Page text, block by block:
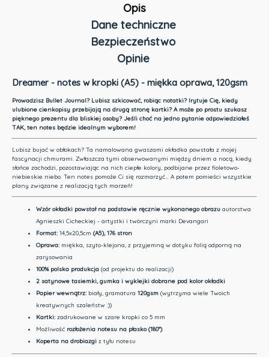
Opis
Dane techniczne
Bezpieczeństwo
Opinie
Dreamer - notes w kropki (A5) - miękka oprawa, 120gsm
Prowadzisz Bullet Journal? Lubisz szkicować, robiąc notatki? Irytuje Cię, kiedy
ulubione cienkopisy przebijają na drugą stronę kartki? A może po prostu szukasz
pięknego prezentu dla bliskiej osoby? Jeśli choć na jedno pytanie odpowiedziałeś
TAK, ten notes będzie idealnym wyborem!
Lubisz bujać w obłokach? Ta namalowana gwaszami okładka powstała z mojej
fascynacji chmurami. Zwłaszcza tymi obserwowanymi między dniem a nocą, kiedy
słońce zachodzi, pozostawiając na nich ciepłe kolory, podbijane przez fioletowo-
niebieskie niebo. Ten notes pomoże Ci się rozmarzyć… A potem pomieści wszystkie
plany związane z realizacją tych marzeń!
Wzór okładki powstał na podstawie ręcznie wykonanego obrazu autorstwa
Agnieszki Cicheckiej - artystki i twórczyni marki Devangari
Format:14,5x20,5cm (A5), 176 stron
Oprawa:miękka, szyto-klejona, z przyjemną w dotyku folią odporną na
zarysowania
100% polska produkcja(od projektu do realizacji)
2 satynowe tasiemki, gumka i wyklejki dobrane pod kolor okładki
Papier wewnątrz: biały, gramatura 120gsm(wytrzyma wiele Twoich
kreatywnych szaleństw :))
Kartki:zadrukowane w szare kropki co 5 mm
Możliwość rozłożenia notesu na płasko (180°)
Koperta na drobiazgiz tyłu notesu